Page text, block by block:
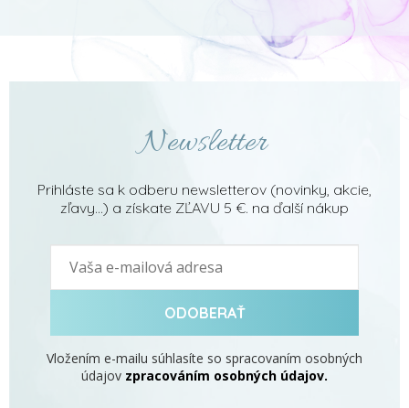
Newsletter
Prihláste sa k odberu newsletterov (novinky, akcie,
zľavy...) a získate ZĽAVU 5 €. na ďalší nákup
ODOBERAŤ
Vložením e-mailu súhlasíte so spracovaním osobných
údajov zpracováním osobných údajov.